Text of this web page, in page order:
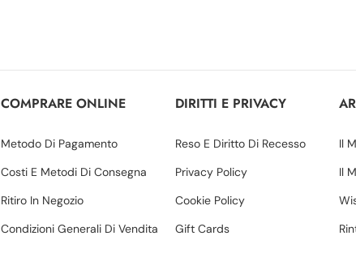
COMPRARE ONLINE
Metodo Di Pagamento
Costi E Metodi Di Consegna
Ritiro In Negozio
Condizioni Generali Di Vendita
DIRITTI E PRIVACY
Reso E Diritto Di Recesso
Privacy Policy
Cookie Policy
Gift Cards
Il
Il